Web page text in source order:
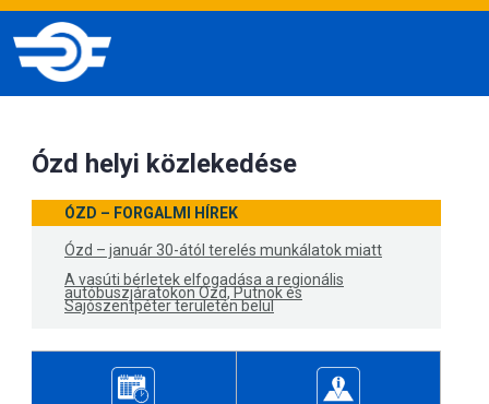
Ózd helyi közlekedése
ÓZD – FORGALMI HÍREK
Ózd – január 30-ától terelés munkálatok miatt
A vasúti bérletek elfogadása a regionális
autóbuszjáratokon Ózd, Putnok és
Sajószentpéter területén belül